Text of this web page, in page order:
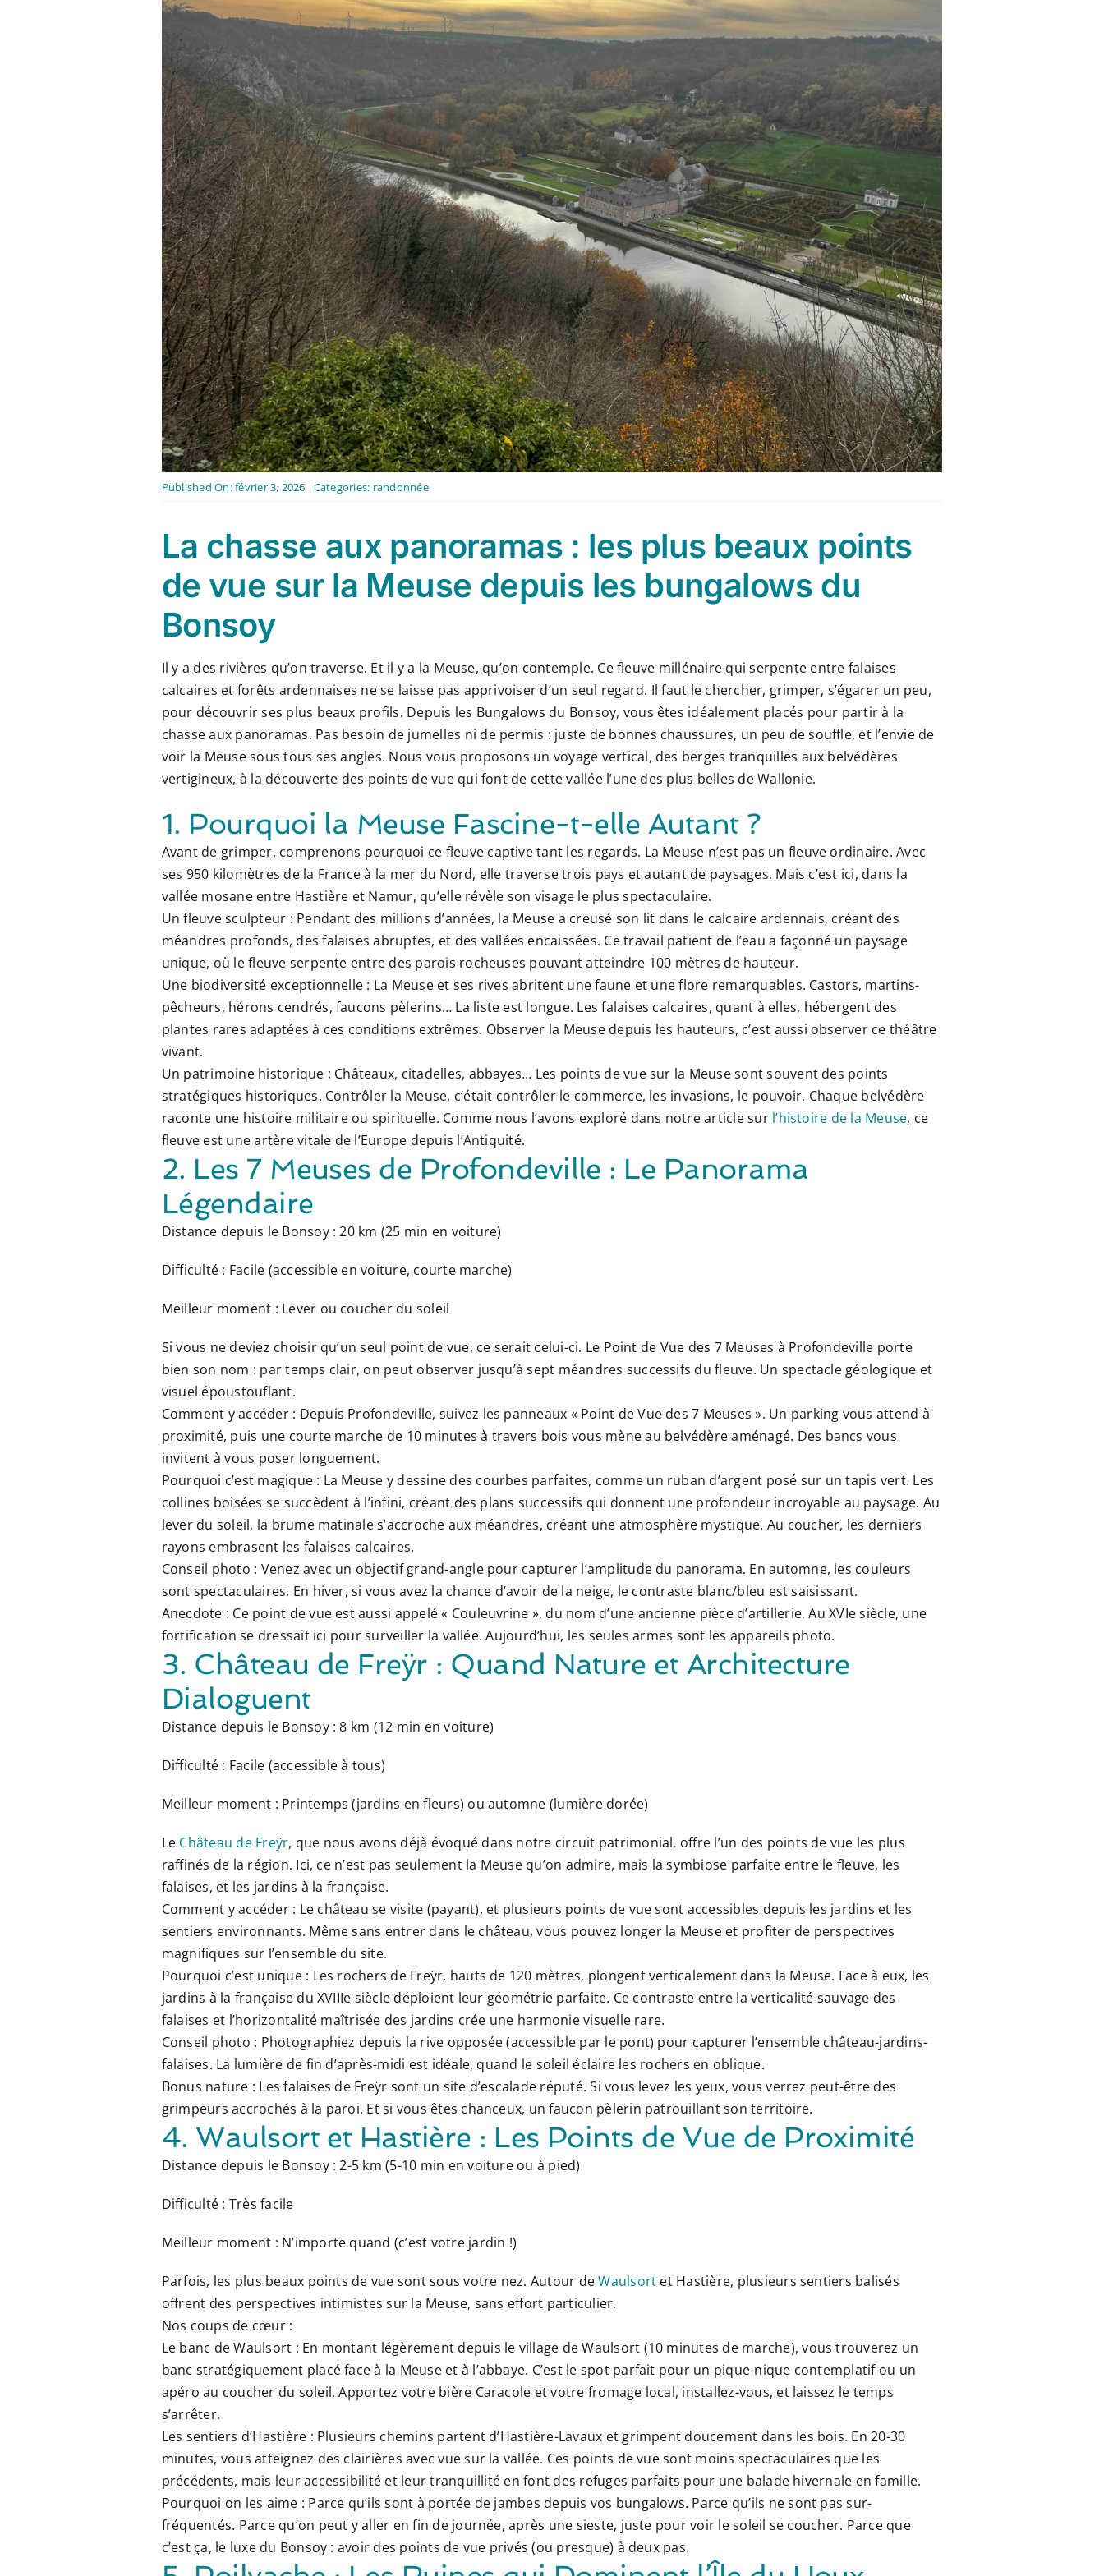
Published On: février 3, 2026 Categories: randonnée
La chasse aux panoramas : les plus beaux points
de vue sur la Meuse depuis les bungalows du
Bonsoy
Il y a des rivières qu’on traverse. Et il y a la Meuse, qu’on contemple. Ce fleuve millénaire qui serpente entre falaises
calcaires et forêts ardennaises ne se laisse pas apprivoiser d’un seul regard. Il faut le chercher, grimper, s’égarer un peu,
pour découvrir ses plus beaux profils. Depuis les Bungalows du Bonsoy, vous êtes idéalement placés pour partir à la
chasse aux panoramas. Pas besoin de jumelles ni de permis : juste de bonnes chaussures, un peu de souffle, et l’envie de
voir la Meuse sous tous ses angles. Nous vous proposons un voyage vertical, des berges tranquilles aux belvédères
vertigineux, à la découverte des points de vue qui font de cette vallée l’une des plus belles de Wallonie.
1. Pourquoi la Meuse Fascine-t-elle Autant ?
Avant de grimper, comprenons pourquoi ce fleuve captive tant les regards. La Meuse n’est pas un fleuve ordinaire. Avec
ses 950 kilomètres de la France à la mer du Nord, elle traverse trois pays et autant de paysages. Mais c’est ici, dans la
vallée mosane entre Hastière et Namur, qu’elle révèle son visage le plus spectaculaire.
Un fleuve sculpteur : Pendant des millions d’années, la Meuse a creusé son lit dans le calcaire ardennais, créant des
méandres profonds, desfalaises abruptes, et des vallées encaissées. Ce travail patient de l’eau a façonné un paysage
unique, où le fleuve serpente entre des parois rocheuses pouvant atteindre 100 mètres de hauteur.
Une biodiversité exceptionnelle : La Meuse et ses rives abritent une faune et une flore remarquables. Castors, martins-
pêcheurs, hérons cendrés, faucons pèlerins… La liste est longue. Les falaises calcaires, quant à elles, hébergent des
plantes rares adaptées à ces conditions extrêmes. Observer la Meuse depuis les hauteurs, c’est aussi observer ce théâtre
vivant.
Un patrimoine historique : Châteaux, citadelles, abbayes… Les points de vue sur la Meuse sont souvent des points
stratégiques historiques. Contrôler la Meuse, c’était contrôler le commerce, les invasions, le pouvoir. Chaque belvédère
raconte une histoire militaire ou spirituelle. Comme nous l’avons exploré dans notre article sur l’histoire de la Meuse, ce
fleuve est une artère vitale de l’Europe depuis l’Antiquité.
2. Les 7 Meuses de Profondeville : Le Panorama
Légendaire
Distance depuis le Bonsoy : 20 km (25 min en voiture)
Difficulté : Facile (accessible en voiture, courte marche)
Meilleur moment : Lever ou coucher du soleil
Si vous ne deviez choisir qu’un seul point de vue, ce serait celui-ci. Le Point de Vue des 7 Meuses à Profondeville porte
bien son nom : par temps clair, on peut observer jusqu’àsept méandres successifs du fleuve. Un spectacle géologique et
visuel époustouflant.
Comment y accéder : Depuis Profondeville, suivez les panneaux « Point de Vue des 7 Meuses ». Un parking vous attend à
proximité, puis une courte marche de 10 minutes à travers bois vous mène au belvédère aménagé. Des bancs vous
invitent à vous poser longuement.
Pourquoi c’est magique : La Meuse y dessine des courbes parfaites, comme un ruban d’argent posé sur un tapis vert. Les
collines boisées se succèdent à l’infini, créant des plans successifs qui donnent une profondeur incroyable au paysage. Au
lever du soleil, la brume matinale s’accroche aux méandres, créant une atmosphère mystique. Au coucher, les derniers
rayons embrasent les falaises calcaires.
Conseil photo : Venez avec un objectif grand-angle pour capturer l’amplitude du panorama. En automne, les couleurs
sont spectaculaires. En hiver, si vous avez la chance d’avoir de la neige, le contraste blanc/bleu est saisissant.
Anecdote : Ce point de vue est aussi appelé « Couleuvrine », du nom d’une ancienne pièce d’artillerie. Au XVIe siècle, une
fortification se dressait ici pour surveiller la vallée. Aujourd’hui, les seules armes sont les appareils photo.
3. Château de Freÿr : Quand Nature et Architecture
Dialoguent
Distance depuis le Bonsoy : 8 km (12 min en voiture)
Difficulté : Facile (accessible à tous)
Meilleur moment : Printemps (jardins en fleurs) ou automne (lumière dorée)
Le Château de Freÿr, que nous avons déjà évoqué dans notre circuit patrimonial, offre l’un des points de vue les plus
raffinés de la région. Ici, ce n’est pas seulement la Meuse qu’on admire, mais lasymbiose parfaite entre le fleuve, les
falaises, et les jardins à la française.
Comment y accéder : Le château se visite (payant), et plusieurs points de vue sont accessibles depuis les jardins et les
sentiers environnants. Même sans entrer dans le château, vous pouvez longer la Meuse et profiter de perspectives
magnifiques sur l’ensemble du site.
Pourquoi c’est unique : Les rochers de Freÿr, hauts de 120 mètres, plongent verticalement dans la Meuse. Face à eux, les
jardins à la française du XVIIIe siècle déploient leur géométrie parfaite. Ce contraste entre la verticalité sauvage des
falaises et l’horizontalité maîtrisée des jardins crée une harmonie visuelle rare.
Conseil photo : Photographiez depuis la rive opposée (accessible par le pont) pour capturer l’ensemble château-jardins-
falaises. La lumière de fin d’après-midi est idéale, quand le soleil éclaire les rochers en oblique.
Bonus nature : Les falaises de Freÿr sont un site d’escalade réputé. Si vous levez les yeux, vous verrez peut-être des
grimpeurs accrochés à la paroi. Et si vous êtes chanceux, un faucon pèlerin patrouillant son territoire.
4. Waulsort et Hastière : Les Points de Vue de Proximité
Distance depuis le Bonsoy : 2-5 km (5-10 min en voiture ou à pied)
Difficulté : Très facile
Meilleur moment : N’importe quand (c’est votre jardin !)
Parfois, les plus beaux points de vue sont sous votre nez. Autour deWaulsort et Hastière, plusieurs sentiers balisés
offrent des perspectives intimistes sur la Meuse, sans effort particulier.
Nos coups de cœur :
Le banc de Waulsort : En montant légèrement depuis le village de Waulsort (10 minutes de marche), vous trouverez un
banc stratégiquement placé face à la Meuse et à l’abbaye. C’est le spot parfait pour un pique-nique contemplatif ou un
apéro au coucher du soleil. Apportez votre bière Caracole et votre fromage local, installez-vous, et laissez le temps
s’arrêter.
Les sentiers d’Hastière : Plusieurs chemins partent d’Hastière-Lavaux et grimpent doucement dans les bois. En 20-30
minutes, vous atteignez des clairières avec vue sur la vallée. Ces points de vue sont moins spectaculaires que les
précédents, mais leur accessibilité et leur tranquillité en font des refuges parfaits pour une balade hivernale en famille.
Pourquoi on les aime : Parce qu’ils sont à portée de jambes depuis vos bungalows. Parce qu’ils ne sont pas sur-
fréquentés. Parce qu’on peut y aller en fin de journée, après une sieste, juste pour voir le soleil se coucher. Parce que
c’est ça, le luxe du Bonsoy : avoir des points de vue privés (ou presque) à deux pas.